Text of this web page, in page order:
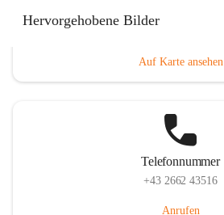
Hervorgehobene BilderHauptadresse
Auf Karte ansehen
Telefonnummer
+43 2662 43516
Anrufen